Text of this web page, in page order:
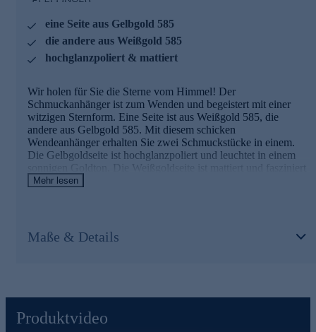
in unserer Qualitätssicherung sowie seitens unserer
Lieferanten strengste Prüfprozesse. Unter anderem gehört
dazu die Prüfung auf Konformität mit den Bestimmungen
der Schweizer Edelmetallkontrollgesetzgebung.
eine Seite aus Gelbgold 585
die andere aus Weißgold 585
hochglanzpoliert & mattiert
Wir holen für Sie die Sterne vom Himmel! Der
Schmuckanhänger ist zum Wenden und begeistert mit einer
witzigen Sternform. Eine Seite ist aus Weißgold 585, die
andere aus Gelbgold 585. Mit diesem schicken
Wendeanhänger erhalten Sie zwei Schmuckstücke in einem.
Die Gelbgoldseite ist hochglanzpoliert und leuchtet in einem
sonnigen Goldton. Die Weißgoldseite ist mattiert und fasziniert
mit kühl-elegantem Charme.
Halskettensortiment gleich hier bei HSE.de.
keine Kompromisse ein. Unsere Schmuckwaren durchlaufen in
unserer Qualitätssicherung sowie seitens unserer Lieferanten
strengste Prüfprozesse. Unter anderem gehört dazu die Prüfung
Mehr lesen
Maße & Details
Produktvideo